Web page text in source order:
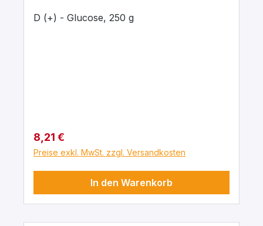
D (+) - Glucose, 250 g
Regulärer Preis:
8,21 €
Preise exkl. MwSt. zzgl. Versandkosten
In den Warenkorb